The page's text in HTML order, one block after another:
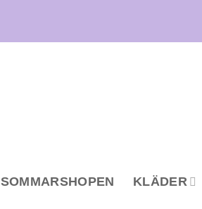
SOMMARSHOPEN KLÄDER